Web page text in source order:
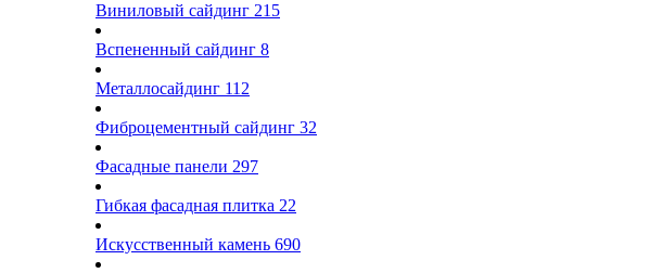
Виниловый сайдинг 215
Вспененный сайдинг 8
Металлосайдинг 112
Фиброцементный сайдинг 32
Фасадные панели 297
Гибкая фасадная плитка 22
Искусственный камень 690